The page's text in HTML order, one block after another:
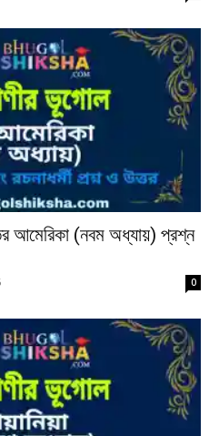
আমেরিকা (নবম অধ্যায়) প্রশ্ন
0